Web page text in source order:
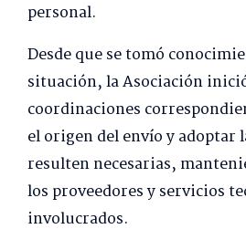
personal.
Desde que se tomó
situación, la Asociación
coordinaciones
el origen del envío y adoptar
resulten necesarias,
los proveedores y servicios
involucrados.